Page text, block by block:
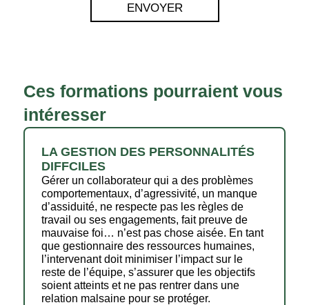
ENVOYER
Ces formations pourraient vous
intéresser
LA GESTION DES PERSONNALITÉS
DIFFCILES
Gérer un collaborateur qui a des problèmes
comportementaux, d’agressivité, un manque
d’assiduité, ne respecte pas les règles de
travail ou ses engagements, fait preuve de
mauvaise foi… n’est pas chose aisée. En tant
que gestionnaire des ressources humaines,
l’intervenant doit minimiser l’impact sur le
reste de l’équipe, s’assurer que les objectifs
soient atteints et ne pas rentrer dans une
relation malsaine pour se protéger.